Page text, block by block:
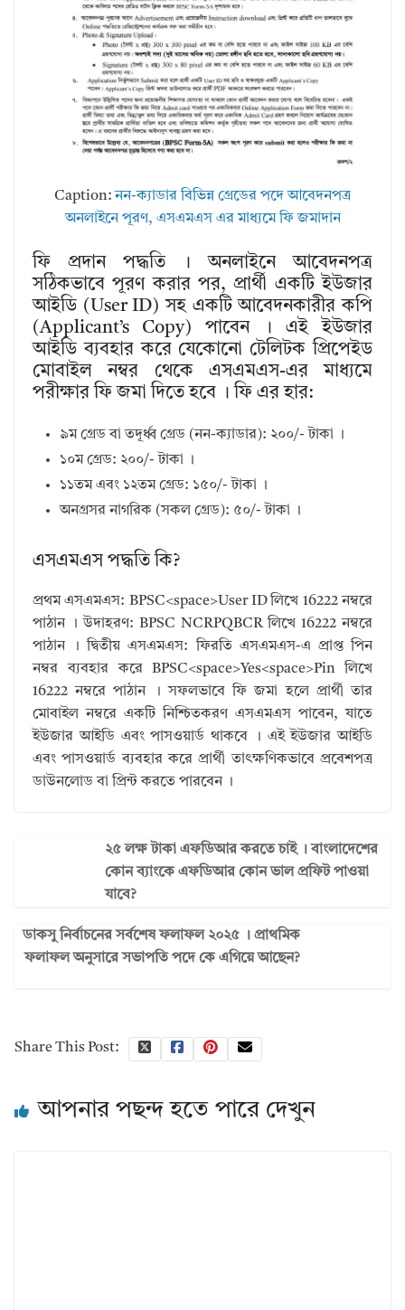
Caption:নন-ক্যাডার বিভিন্ন গ্রেডের পদে আবেদনপত্র
অনলাইনে পূরণ, এসএমএস এর মাধ্যমে ফি জমাদান
ফি প্রদান পদ্ধতি । অনলাইনে আবেদনপত্র
সঠিকভাবে পূরণ করার পর, প্রার্থী একটি ইউজার
আইডি (User ID) সহ একটি আবেদনকারীর কপি
(Applicant’s Copy) পাবেন । এই ইউজার
আইডি ব্যবহার করে যেকোনো টেলিটক প্রিপেইড
মোবাইল নম্বর থেকে এসএমএস-এর মাধ্যমে
পরীক্ষার ফি জমা দিতে হবে । ফি এর হার:
৯ম গ্রেড বা তদূর্ধ্ব গ্রেড (নন-ক্যাডার): ২০০/- টাকা ।
১০ম গ্রেড: ২০০/- টাকা ।
১১তম এবং ১২তম গ্রেড: ১৫০/- টাকা ।
অনগ্রসর নাগরিক (সকল গ্রেড): ৫০/- টাকা ।
এসএমএস পদ্ধতি কি?
প্রথম এসএমএস: BPSC<space>User ID লিখে 16222 নম্বরে
পাঠান । উদাহরণ: BPSC NCRPQBCR লিখে 16222 নম্বরে
পাঠান । দ্বিতীয় এসএমএস: ফিরতি এসএমএস-এ প্রাপ্ত পিন
নম্বর ব্যবহার করে BPSC<space>Yes<space>Pin লিখে
16222 নম্বরে পাঠান । সফলভাবে ফি জমা হলে প্রার্থী তার
মোবাইল নম্বরে একটি নিশ্চিতকরণ এসএমএস পাবেন, যাতে
ইউজার আইডি এবং পাসওয়ার্ড থাকবে । এই ইউজার আইডি
এবং পাসওয়ার্ড ব্যবহার করে প্রার্থী তাৎক্ষণিকভাবে প্রবেশপত্র
ডাউনলোড বা প্রিন্ট করতে পারবেন ।
২৫ লক্ষ টাকা এফডিআর করতে চাই । বাংলাদেশের
কোন ব্যাংকে এফডিআর কোন ভাল প্রফিট পাওয়া
যাবে?
ডাকসু নির্বাচনের সর্বশেষ ফলাফল ২০২৫ । প্রাথমিক
ফলাফল অনুসারে সভাপতি পদে কে এগিয়ে আছেন?
Share This Post:
আপনার পছন্দ হতে পারে দেখুন